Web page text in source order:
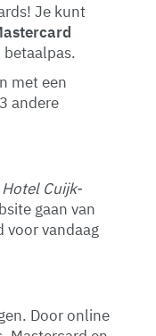
Je kunt
met een
andere
Hotel Cuijk-
gaan van
voor vandaag
Door online